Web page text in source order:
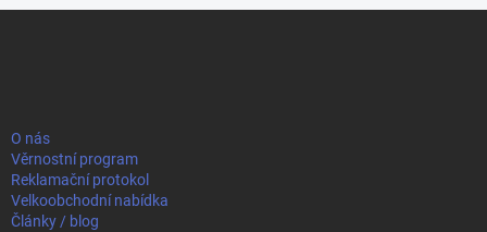
O nás
Věrnostní program
Reklamační protokol
Velkoobchodní nabídka
Články / blog